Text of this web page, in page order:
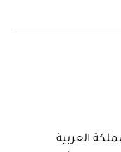
العربية